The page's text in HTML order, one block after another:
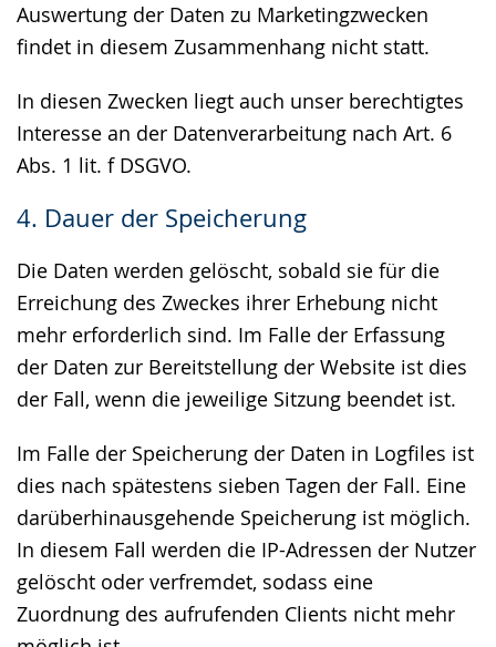
Auswertung der Daten zu Marketingzwecken
findet in diesem Zusammenhang nicht statt.
In diesen Zwecken liegt auch unser berechtigtes
Interesse an der Datenverarbeitung nach Art. 6
Abs. 1 lit. f DSGVO.
4. Dauer der Speicherung
Die Daten werden gelöscht, sobald sie für die
Erreichung des Zweckes ihrer Erhebung nicht
mehr erforderlich sind. Im Falle der Erfassung
der Daten zur Bereitstellung der Website ist dies
der Fall, wenn die jeweilige Sitzung beendet ist.
Im Falle der Speicherung der Daten in Logfiles ist
dies nach spätestens sieben Tagen der Fall. Eine
darüberhinausgehende Speicherung ist möglich.
In diesem Fall werden die IP-Adressen der Nutzer
gelöscht oder verfremdet, sodass eine
Zuordnung des aufrufenden Clients nicht mehr